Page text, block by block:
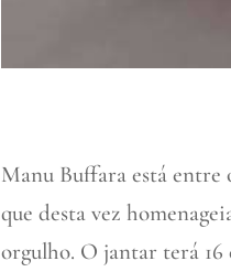
Manu Buffara está
que desta vez
orgulho. O jantar terá